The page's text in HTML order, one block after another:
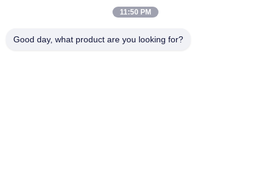
초음파 트라이앵글 200 센티미터 커피 백 포장기 물방울 ND C60
11:50 PM
Good day, what product are you looking for?